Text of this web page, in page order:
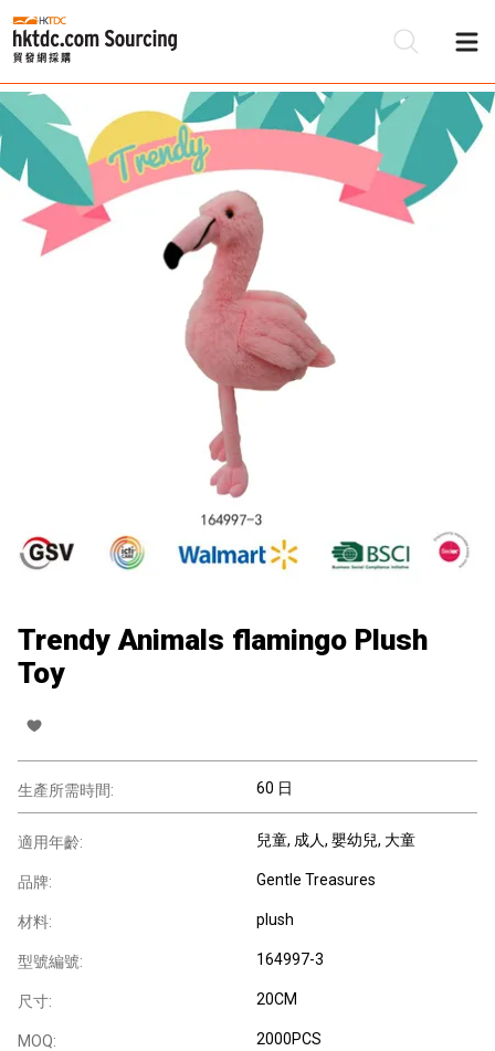
Trendy Animals flamingo Plush
Toy
生產所需時間: 60 日
適用年齡: 兒童, 成人, 嬰幼兒, 大童
品牌: Gentle Treasures
材料: plush
型號編號: 164997-3
尺寸: 20CM
MOQ: 2000PCS